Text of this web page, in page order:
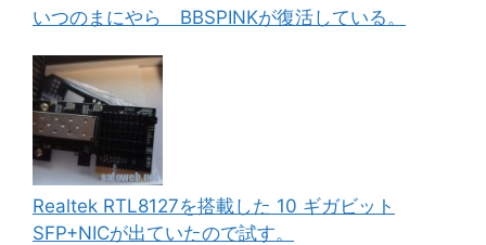
いつのまにやら BBSPINKが復活している。
Realtek RTL8127を搭載した 10 ギガビット
SFP+NICが出ていたので試す。